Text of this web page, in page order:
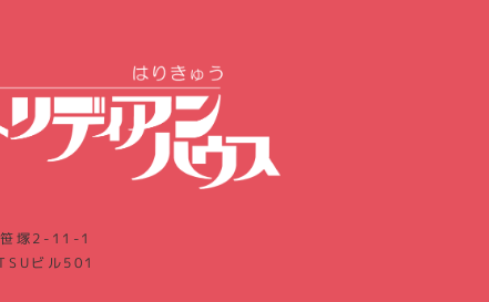
塚2-11-1
ビル501